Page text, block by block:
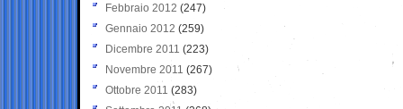
Febbraio 2012 (247)
Gennaio 2012 (259)
Dicembre 2011 (223)
Novembre 2011 (267)
Ottobre 2011 (283)